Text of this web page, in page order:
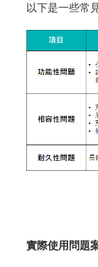
以下是一些常
實際使用問題